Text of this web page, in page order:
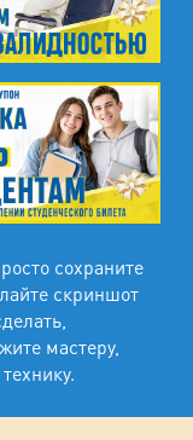
сохраните
скриншот
мастеру,